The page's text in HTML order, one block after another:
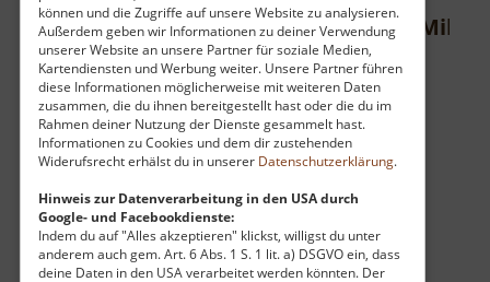
können und die Zugriffe auf unsere Website zu analysieren.
Außerdem geben wir Informationen zu deiner Verwendung
unserer Website an unsere Partner für soziale Medien,
Kartendiensten und Werbung weiter. Unsere Partner führen
diese Informationen möglicherweise mit weiteren Daten
zusammen, die du ihnen bereitgestellt hast oder die du im
Rahmen deiner Nutzung der Dienste gesammelt hast.
Informationen zu Cookies und dem dir zustehenden
Widerufsrecht erhälst du in unserer Datenschutzerklärung.
Hinweis zur Datenverarbeitung in den USA durch
Google- und Facebookdienste:
Indem du auf "Alles akzeptieren" klickst, willigst du unter
anderem auch gem. Art. 6 Abs. 1 S. 1 lit. a) DSGVO ein, dass
deine Daten in den USA verarbeitet werden könnten. Der
Loipen zwischen Rehefeld und
Böhmisches Erzgebirge
aktuell vom 28.02.2025 / Zugriffe: 1118
52 km vom aktuellen Standort
Zwischen Rehefeld im oberen östlichen
Erzgebirge und Mikulov auf böhmischer Seite